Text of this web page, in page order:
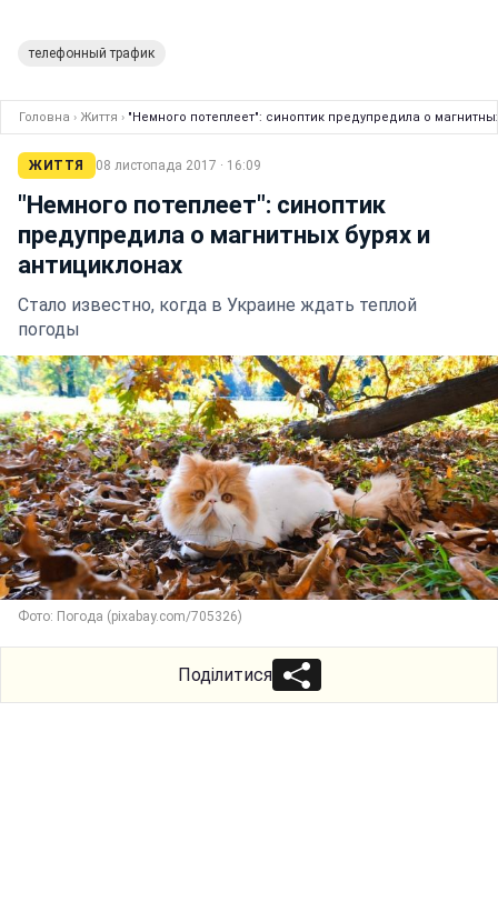
телефонный трафик
Головна › Життя › "Немного потеплеет": синоптик предупредила о
ЖИТТЯ 08 листопада 2017 · 16:09
"Немного потеплеет": синоптик
предупредила о магнитных бурях и
антициклонах
Стало известно, когда в Украине ждать теплой
погоды
Фото: Погода (pixabay.com/705326)
Поділитися